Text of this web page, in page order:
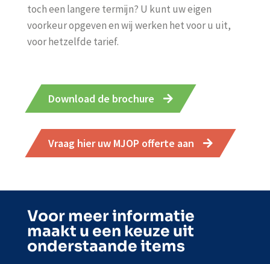
toch een langere termijn? U kunt uw eigen
voorkeur opgeven en wij werken het voor u uit,
voor hetzelfde tarief.
Download de brochure
Vraag hier uw MJOP offerte aan
Voor meer informatie
maakt u een keuze uit
onderstaande items